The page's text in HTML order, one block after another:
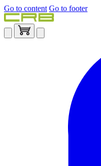
Go to content Go to footer